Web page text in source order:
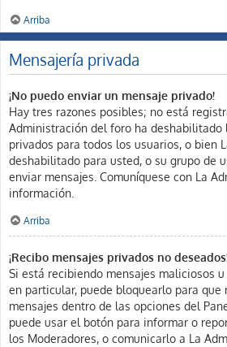
Arriba
Mensajería privada
¡No puedo enviar un mensaje privado!
Hay tres razones posibles; no está
Administración del foro ha deshabilitado
privados para todos los usuarios, o bien
deshabilitado para usted, o su grupo de
enviar mensajes. Comuníquese con La
información.
Arriba
¡Recibo mensajes privados no
Si está recibiendo mensajes maliciosos
en particular, puede bloquearlo para que
mensajes dentro de las opciones del
puede usar el botón para informar o
los Moderadores, o comunicarlo a La